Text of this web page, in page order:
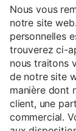
Nous vous
notre site
personnelles
trouverez ci-
nous traitons
de notre site
manière dont
client, une
commercial.